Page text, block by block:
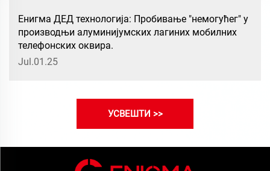
Енигма ДЕД технологија: Пробивање "немогућег" у
производњи алуминијумских лагиних мобилних
телефонских оквира.
Jul.01.25
УСВЕШТИ >>